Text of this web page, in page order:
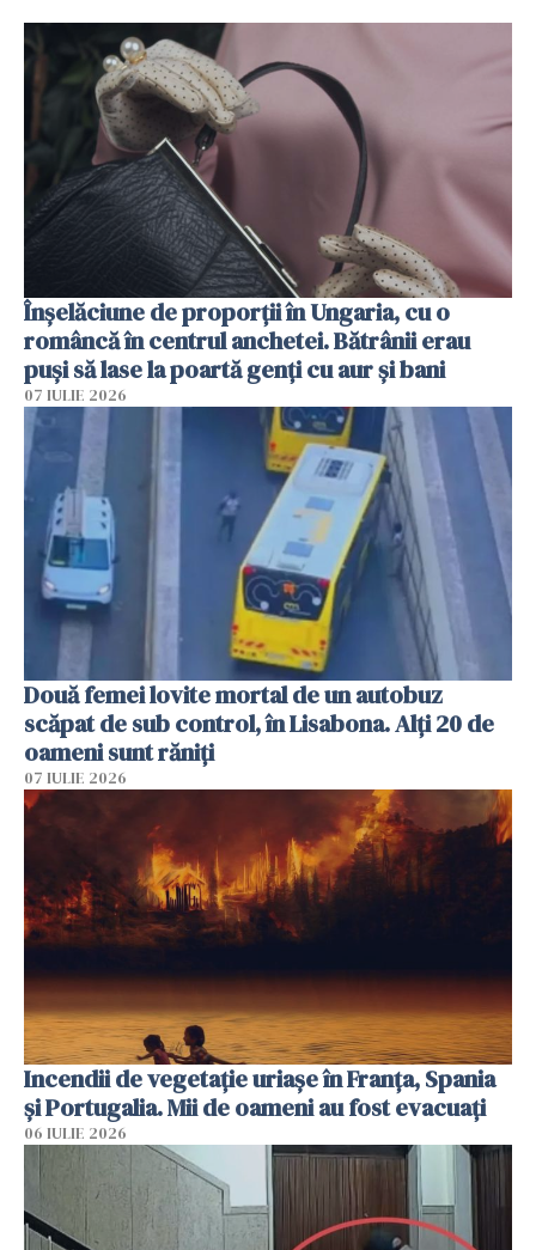
Înșelăciune de proporții în Ungaria, cu o
româncă în centrul anchetei. Bătrânii erau
puși să lase la poartă genți cu aur și bani
07 IULIE 2026
Două femei lovite mortal de un autobuz
scăpat de sub control, în Lisabona. Alți 20 de
oameni sunt răniți
07 IULIE 2026
Incendii de vegetație uriașe în Franța, Spania
și Portugalia. Mii de oameni au fost evacuați
06 IULIE 2026